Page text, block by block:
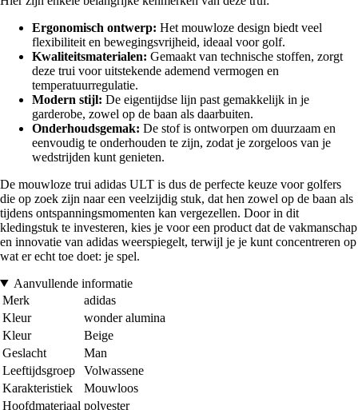
Ergonomisch ontwerp: Het mouwloze design biedt veel
flexibiliteit en bewegingsvrijheid, ideaal voor golf.
Kwaliteitsmaterialen: Gemaakt van technische stoffen, zorgt
deze trui voor uitstekende ademend vermogen en
temperatuurregulatie.
Modern stijl: De eigentijdse lijn past gemakkelijk in je
garderobe, zowel op de baan als daarbuiten.
Onderhoudsgemak: De stof is ontworpen om duurzaam en
eenvoudig te onderhouden te zijn, zodat je zorgeloos van je
wedstrijden kunt genieten.
De mouwloze trui adidas ULT is dus de perfecte keuze voor golfers
die op zoek zijn naar een veelzijdig stuk, dat hen zowel op de baan als
tijdens ontspanningsmomenten kan vergezellen. Door in dit
kledingstuk te investeren, kies je voor een product dat de vakmanschap
en innovatie van adidas weerspiegelt, terwijl je je kunt concentreren op
wat er echt toe doet: je spel.
Aanvullende informatie
Merk
adidas
Kleur
wonder alumina
Kleur
Beige
Geslacht
Man
Leeftijdsgroep
Volwassene
Karakteristiek
Mouwloos
Hoofdmateriaal polyester